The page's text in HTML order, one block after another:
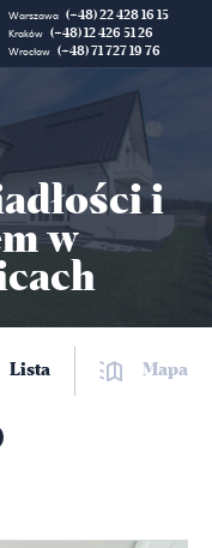
Warszawa (+48) 22 428 16 15
Kraków (+48) 12 426 51 26
Wrocław (+48) 71 727 19 76
i
w
Lista Mapa